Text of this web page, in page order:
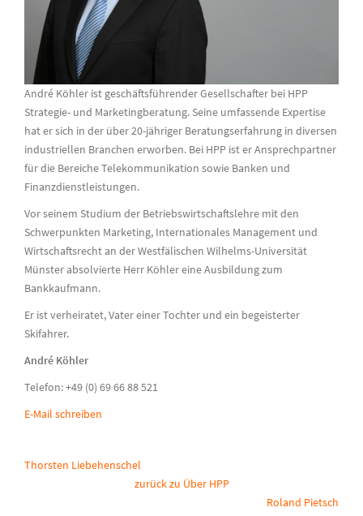
André Köhler ist geschäftsführender Gesellschafter bei HPP
Strategie- und Marketingberatung. Seine umfassende Expertise
hat er sich in der über 20-jähriger Beratungserfahrung in diversen
industriellen Branchen erworben. Bei HPP ist er Ansprechpartner
für die Bereiche Telekommunikation sowie Banken und
Finanzdienstleistungen.
Vor seinem Studium der Betriebswirtschaftslehre mit den
Schwerpunkten Marketing, Internationales Management und
Wirtschaftsrecht an der Westfälischen Wilhelms-Universität
Münster absolvierte Herr Köhler eine Ausbildung zum
Bankkaufmann.
Er ist verheiratet, Vater einer Tochter und ein begeisterter
Skifahrer.
André Köhler
Telefon: +49 (0) 69 66 88 521
E-Mail schreiben
Thorsten Liebehenschel
zurück zu Über HPP
Roland Pietsch